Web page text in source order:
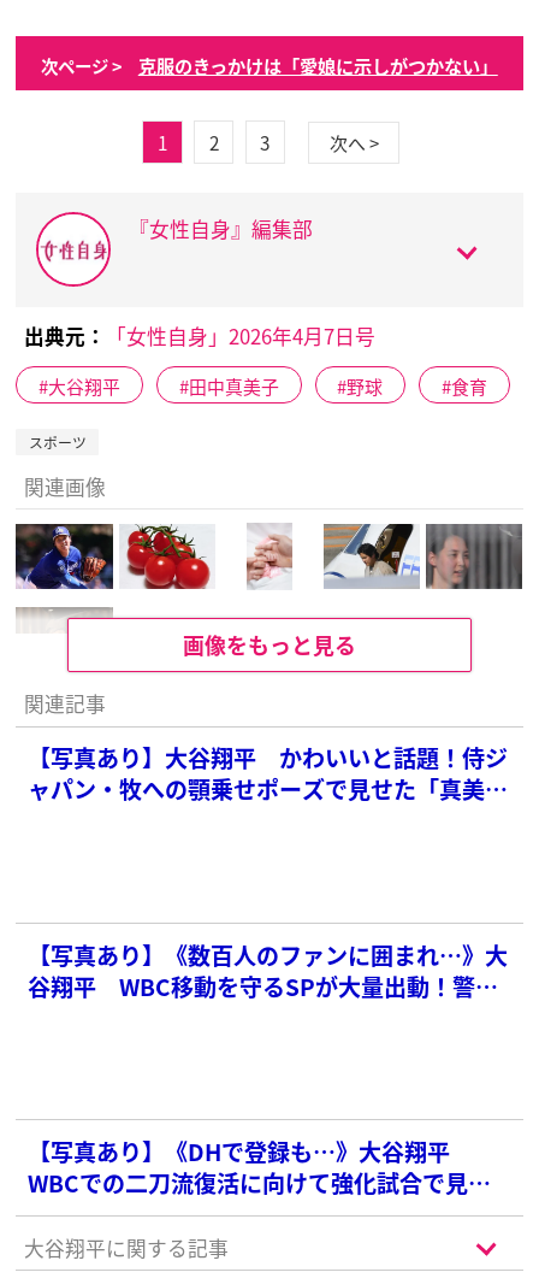
次ページ > 克服のきっかけは「愛娘に示しがつかない」
1 2 3 次へ >
『女性自身』編集部
出典元： 「女性自身」2026年4月7日号
大谷翔平 田中真美子 野球 食育
スポーツ
関連画像
画像をもっと見る
関連記事
【写真あり】大谷翔平 かわいいと話題！侍ジ
ャパン・牧への顎乗せポーズで見せた「真美子
【写真あり】《数百人のファンに囲まれ…》大
谷翔平 WBC移動を守るSPが大量出動！警護
【写真あり】《DHで登録も…》大谷翔平
WBCでの二刀流復活に向けて強化試合で見せ
ていた「気になる行動」
大谷翔平に関する記事